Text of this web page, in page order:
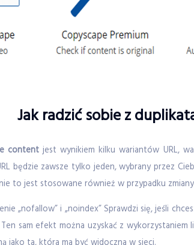
Jak radzić sobie z
content jest wynikiem kilku wariantów URL,
będzie zawsze tylko jeden, wybrany przez
to jest stosowane również w przypadku
„nofallow” i „noindex” Sprawdzi się, jeśli
sam efekt można uzyskać z wykorzystaniem